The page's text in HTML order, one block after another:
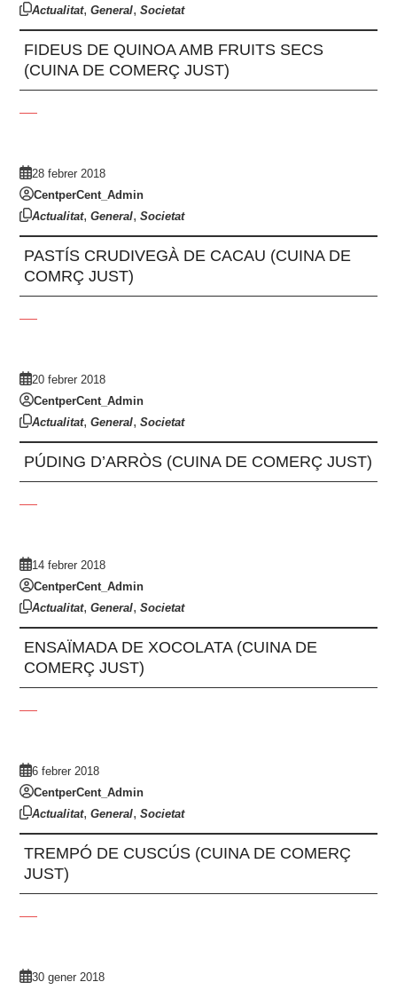
Actualitat,General,Societat
FIDEUS DE QUINOA AMB FRUITS SECS
(CUINA DE COMERÇ JUST)
28 febrer 2018
CentperCent_Admin
Actualitat,General,Societat
PASTÍS CRUDIVEGÀ DE CACAU (CUINA DE
COMRÇ JUST)
20 febrer 2018
CentperCent_Admin
Actualitat,General,Societat
PÚDING D’ARRÒS (CUINA DE COMERÇ JUST)
14 febrer 2018
CentperCent_Admin
Actualitat,General,Societat
ENSAÏMADA DE XOCOLATA (CUINA DE
COMERÇ JUST)
6 febrer 2018
CentperCent_Admin
Actualitat,General,Societat
TREMPÓ DE CUSCÚS (CUINA DE COMERÇ
JUST)
30 gener 2018